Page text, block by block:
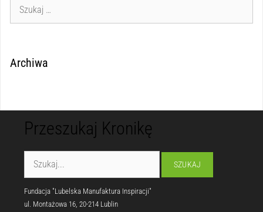
Archiwa
Przeszukaj Kronikę
Fundacja "Lubelska Manufaktura Inspiracji"
ul. Montażowa 16, 20-214 Lublin